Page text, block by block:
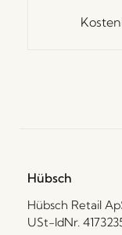
Hübsch
Hübsch Retail
USt-IdNr.